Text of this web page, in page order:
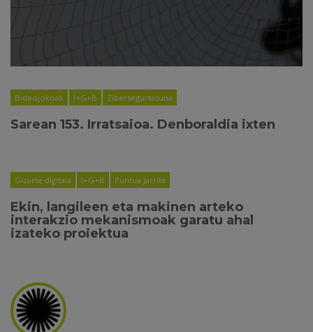
Bideojokoak I+G+B Zibersegurtasuna
Sarean 153. Irratsaioa. Denboraldia ixten
Gizarte digitala I+G+B Puntua Jarrita
Ekin, langileen eta makinen arteko
interakzio mekanismoak garatu ahal
izateko proiektua